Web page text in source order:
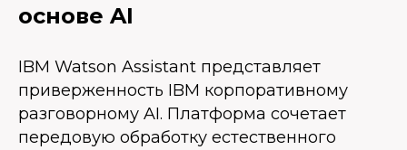
основе AI
IBM Watson Assistant представляет
приверженность IBM корпоративному
разговорному AI. Платформа сочетает
передовую обработку естественного